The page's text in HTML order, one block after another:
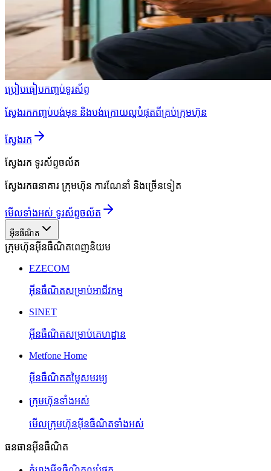
ប្រៀបធៀបកញ្ចប់ទូរស័ព្ទ
ស្វែងរកកញ្ចប់បង់មុន និងបង់ក្រោយល្អបំផុតពីគ្រប់ក្រុមហ៊ុន
ស្វែងរក
ស្វែងរក ទូរស័ព្ទចល័ត
ស្វែងរកធនាគារ ក្រុមហ៊ុន ការណែនាំ និងច្រើនទៀត
មើលទាំងអស់ ទូរស័ព្ទចល័ត
អ៊ីនធឺណិត
ក្រុមហ៊ុនអ៊ីនធឺណិតពេញនិយម
EZECOM
អ៊ីនធឺណិតសម្រាប់អាជីវកម្ម
SINET
អ៊ីនធឺណិតសម្រាប់គេហដ្ឋាន
Metfone Home
អ៊ីនធឺណិតតម្លៃសមរម្យ
ក្រុមហ៊ុនទាំងអស់
មើលក្រុមហ៊ុនអ៊ីនធឺណិតទាំងអស់
ធនធានអ៊ីនធឺណិត